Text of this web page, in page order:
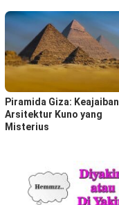
Piramida Giza: Keajaiban
Arsitektur Kuno yang
Misterius